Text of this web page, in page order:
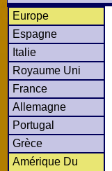
Europe
Espagne
Italie
Royaume Uni
France
Allemagne
Portugal
Grèce
Amérique Du